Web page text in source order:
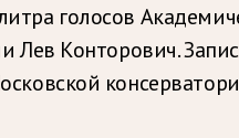
голосов
Лев Конторович.